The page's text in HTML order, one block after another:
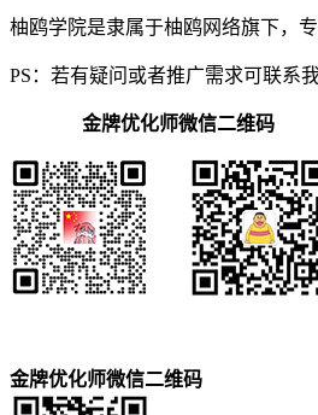
柚鸥学院是隶属于柚鸥网络旗下，
PS：若有疑问或者推广需求可联系我
金牌优化师微信二维码
金牌优化师微信二维码